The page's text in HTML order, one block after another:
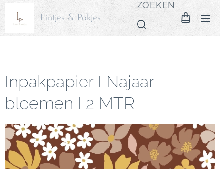
Lintjes & Pakjes
ZOEKEN
Inpakpapier I Najaar
bloemen I 2 MTR